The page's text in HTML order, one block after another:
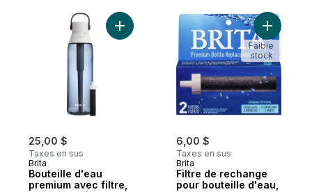
Denali noir
25,00 $
Taxes en sus
Brita
Bouteille d'eau
premium avec filtre,
Ajouter Bouteille d'eau premium avec
6,00 $
Taxes en sus
Brita
Filtre de rechange
pour bouteille d'eau,
Ajouter
Faible
stock